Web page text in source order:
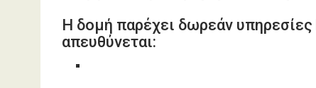
Η δομή παρέχει δωρεάν
απευθύνεται: